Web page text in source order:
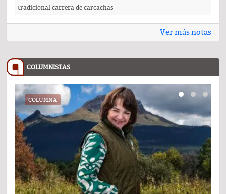
tradicional carrera de carcachas
Ver más notas
COLUMNISTAS
COLUMNA